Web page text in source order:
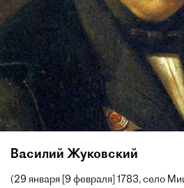
Василий Жуковский
(29 января [9 февраля] 1783, село